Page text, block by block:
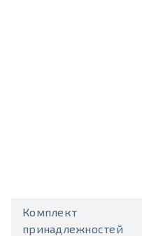
Комплект
принадлежностей